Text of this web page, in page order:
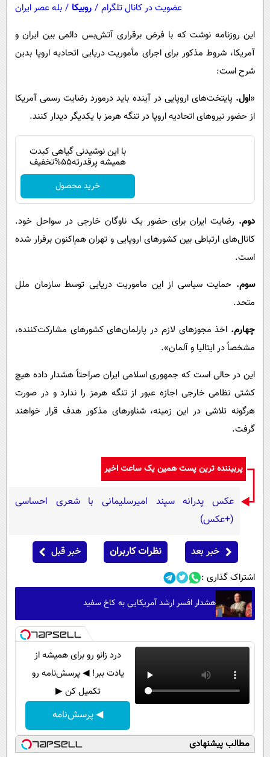
عضویت در کانال تلگرام / روبیکا / بله عصر ایران
این روزنامه نوشت که با فرض برقراری آتش‌بس دائمی بین ایران و
آمریکا، شروط مذکور برای اجرای مأموریت دریایی اتحادیه اروپا بدین
شرح است:
«اول. پایتخت‌های اروپایی در آینده باید درمورد رضایت رسمی آمریکا
از حضور نیروهای اتحادیه اروپا در تنگه هرمز با یکدیگر دیدار کنند.
با این نوشیدنی گیاهی کبدت
همیشه پرقدرته55%تخفیف
خرید محصول
دوم. رضایت ایران برای حضور یک ناوگان خارجی در سواحل خود.
کانال‌های ارتباطی بین کشورهای اروپایی و تهران هم‌اکنون برقرار شده
است.
سوم. حمایت سیاسی از این ماموریت دریایی توسط سازمان ملل
متحد.
چهارم. اخذ مجوزهای لازم در پارلمان‌های کشورهای مشارکت‌کننده،
مشخصاً در ایتالیا و آلمان».
این در حالی است که جمهوری اسلامی ایران صراحتاً هشدار داده هیچ
کشتی نظامی خارجی اجازه عبور از تنگه هرمز را ندارد و در صورت
هرگونه تلاشی در این زمینه، شناورهای مذکور هدف قرار خواهند
گرفت.
پربیننده ترین پست همین یک ساعت اخیر
عکس پدرانه سپند امیرسلیمانی با شعری احساسی
(+عکس)
خبر بعد نظرات کاربران خبر قبل
اشتراک گذاری :
هشدار افسر ارشد آمریکایی به کاخ سفید
درد زانو رو برای همیشه از
یادت ببر! ◀ پرسش‌نامه رو
تکمیل کن ▶
◀ پرسش‌نامه
مطالب پیشنهادی